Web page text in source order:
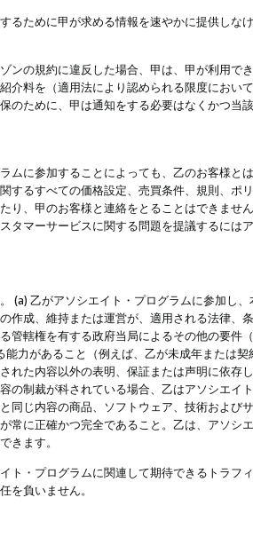
るために甲が求める情報を速やかに提供しなけ
ンの規約に違反した場合、甲は、甲が利用
介料を（適用法により認められる限度にお
のために、甲は通知をする必要はなくかつ当
ムに参加することによっても、乙のお客様
するすべての価格設定、売買条件、規則、
り、甲のお客様と連絡をとることはできま
タマーサービスに関する問題を提議するには
(a) 乙がアソシエイト・プログラムに参加し
作成、維持または運営が、適用される法律
管轄権を有する政府当局によるその他の要
能力があること（例えば、乙が未成年または
れた内容以外の表明、保証または声明に依
の制裁が科されている場合、乙はアソシエ
同じ内容の商品、ソフトウェア、技術およ
常に正確かつ完全であること。乙は、アソ
きます。
ト・プログラムに関連して期待できるトラ
を負いません。